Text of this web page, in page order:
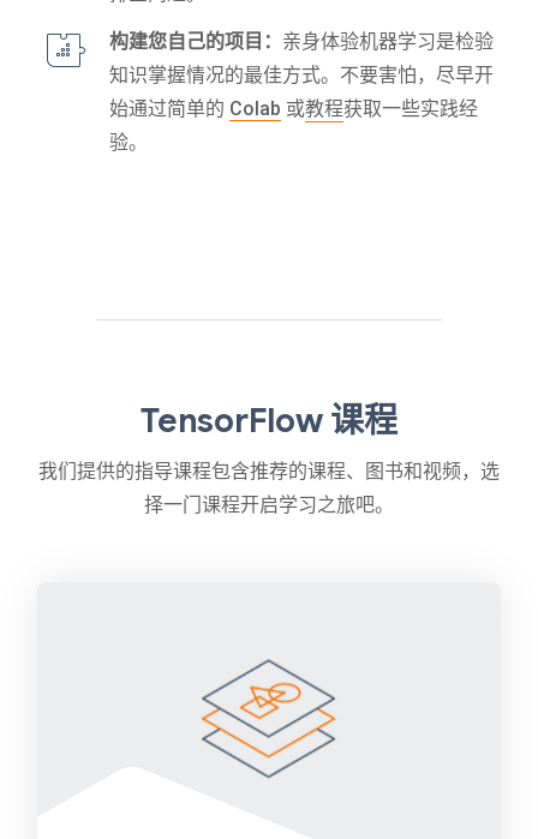
构建您自己的项目： 亲身体验机器学习是检验
知识掌握情况的最佳方式。不要害怕，尽早开
始通过简单的 Colab 或教程获取一些实践经
验。
TensorFlow 课程
我们提供的指导课程包含推荐的课程、图书和视频，选
择一门课程开启学习之旅吧。